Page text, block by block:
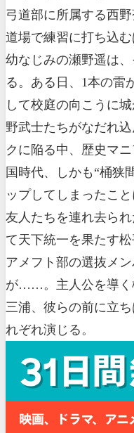
弓道部に所属する西
道場で練習に打ち込
幼なじみの瀬野遥は
る。ある日、1本の雷
して校庭の向こうに
野武士たちがなだれ
クに陥る中、歴史マ
国時代、しかも“桶狭
ップしてしまったこ
友人たちを連れ去ら
て天下統一を果たす
アメフト部の選抜メ
が……。主人公を導く
三浦、彼らの前に立
れぞれ演じる。